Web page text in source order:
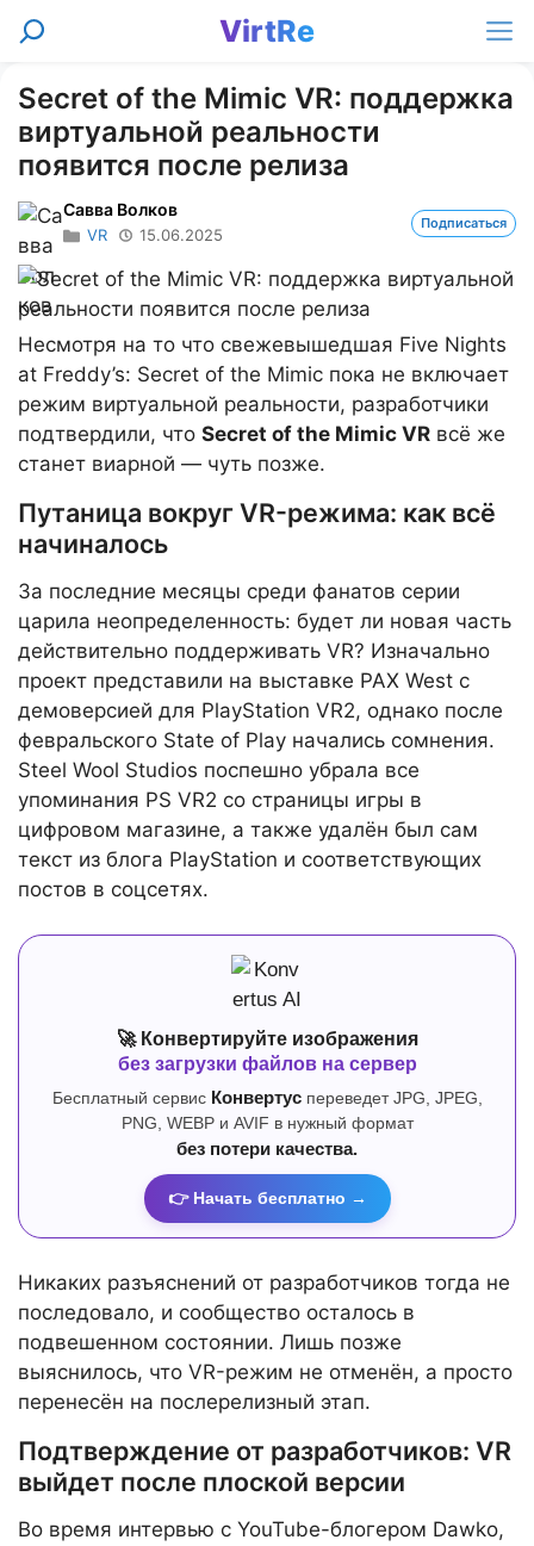
Перейти
VirtRe
Поиск
Secret of the Mimic VR: поддержка
виртуальной реальности
появится после релиза
Савва Волков
VR 15.06.2025
Подписаться
Несмотря на то что свежевышедшая Five Nights
at Freddy’s: Secret of the Mimic пока не включает
режим виртуальной реальности, разработчики
подтвердили, что Secret of the Mimic VR всё же
станет виарной — чуть позже.
Путаница вокруг VR-режима: как всё
начиналось
За последние месяцы среди фанатов серии
царила неопределенность: будет ли новая часть
действительно поддерживать VR? Изначально
проект представили на выставке PAX West с
демоверсией для PlayStation VR2, однако после
февральского State of Play начались сомнения.
Steel Wool Studios поспешно убрала все
упоминания PS VR2 со страницы игры в
цифровом магазине, а также удалён был сам
текст из блога PlayStation и соответствующих
постов в соцсетях.
🚀 Конвертируйте изображения
без загрузки файлов на сервер
Бесплатный сервис Конвертуспереведет JPG, JPEG,
PNG, WEBP и AVIF в нужный формат
без потери качества.
👉 Начать бесплатно →
Никаких разъяснений от разработчиков тогда не
последовало, и сообщество осталось в
подвешенном состоянии. Лишь позже
выяснилось, что VR-режим не отменён, а просто
перенесён на послерелизный этап.
Подтверждение от разработчиков: VR
выйдет после плоской версии
Во время интервью с YouTube-блогером Dawko,